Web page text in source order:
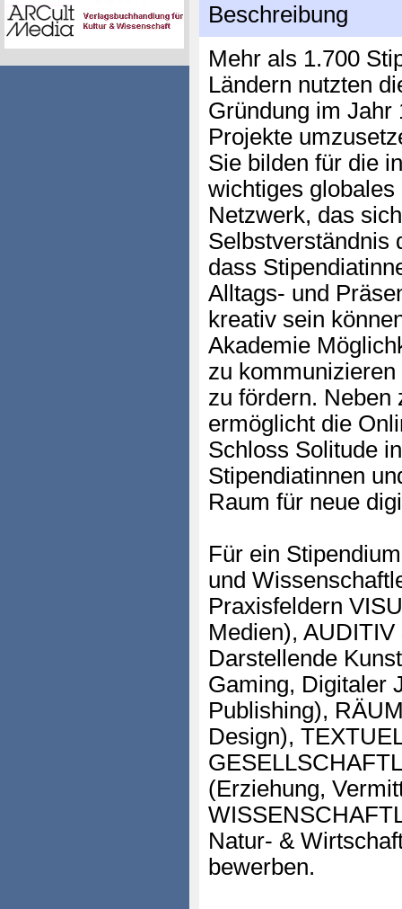
Beschreibung
Mehr als 1.700
Ländern nutzten
Gründung im Jahr
Projekte
Sie bilden für die
wichtiges
Netzwerk, das
Selbstverständnis
dass
Alltags- und
kreativ sein
Akademie
zu
zu fördern. Neben
ermöglicht die
Schloss Solitude
Stipendiatinnen
Raum für neue
Für ein
und
Praxisfeldern
Medien),
Darstellende
Gaming, Digitaler
Publishing),
Design),
(Erziehung,
Natur- &
bewerben.